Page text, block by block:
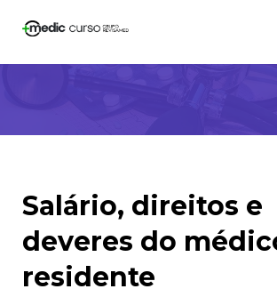
content
Salário, direitos e
deveres do
residente